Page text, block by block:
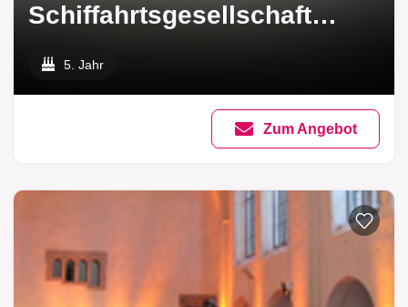
Schiffahrtsgesellschaft
mbH
5. Jahr
Zum Angebot